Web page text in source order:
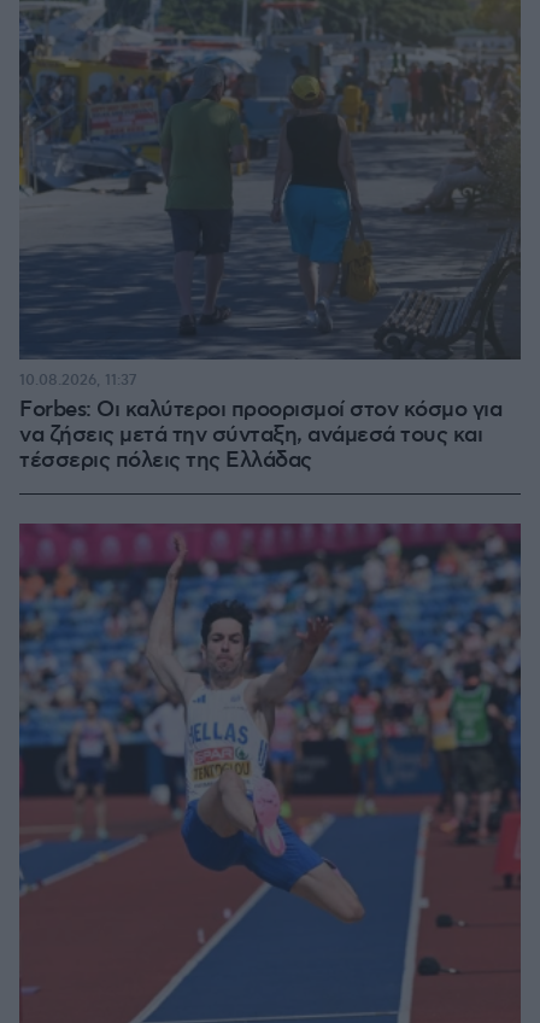
Forbes: Οι καλύτεροι προορισμοί στον κόσμο για
να ζήσεις μετά την σύνταξη, ανάμεσά τους και
τέσσερις πόλεις της Ελλάδας
10.08.2026, 11:37